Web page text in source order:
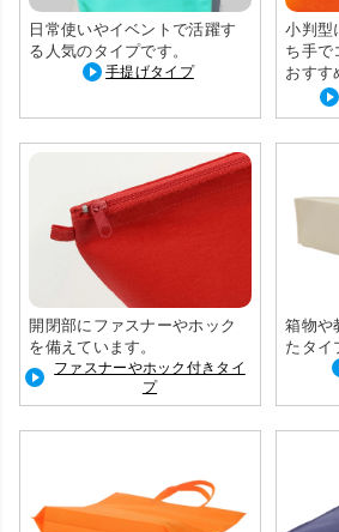
日常使いやイベントで活躍す
る人気のタイプです。
手提げタイプ
小判型
ち手で
おすす
開閉部にファスナーやホック
を備えています。
ファスナーやホック付きタイ
プ
箱物や
たタイ